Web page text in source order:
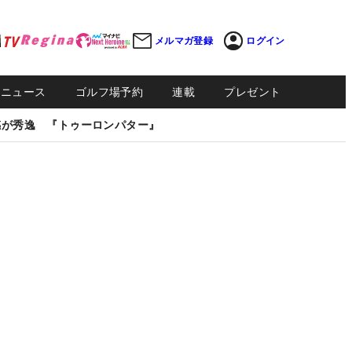
メルマガ登録 ログイン
ュース ゴルフ場予約 連載 プレゼント
秀逸 『トゥーロンパター』